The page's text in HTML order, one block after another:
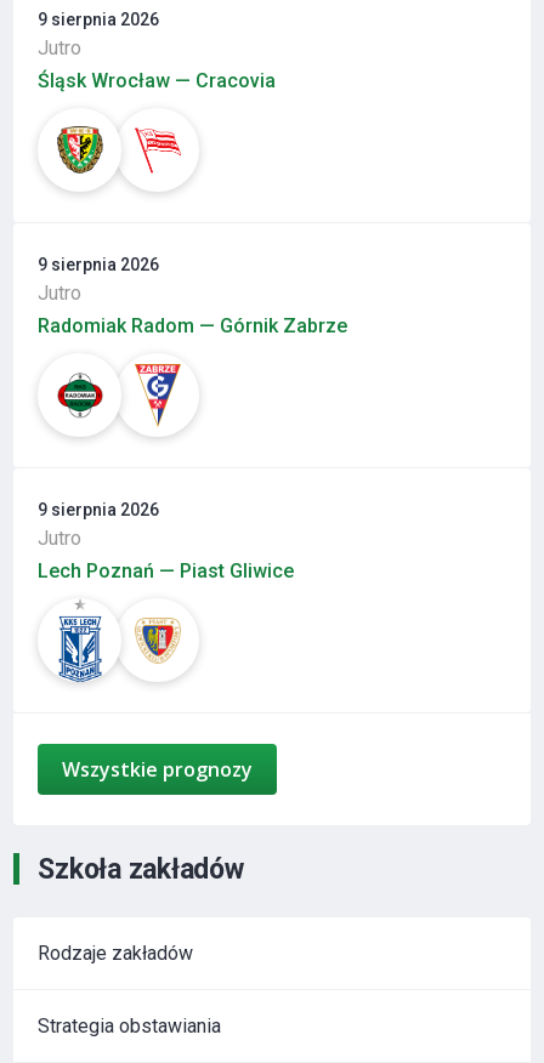
9 sierpnia 2026
Jutro
Śląsk Wrocław — Cracovia
9 sierpnia 2026
Jutro
Radomiak Radom — Górnik Zabrze
9 sierpnia 2026
Jutro
Lech Poznań — Piast Gliwice
Wszystkie prognozy
Szkoła zakładów
Rodzaje zakładów
Strategia obstawiania